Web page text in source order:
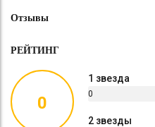
Отзывы
РЕЙТИНГ
0
1 звезда
0
2 звезды